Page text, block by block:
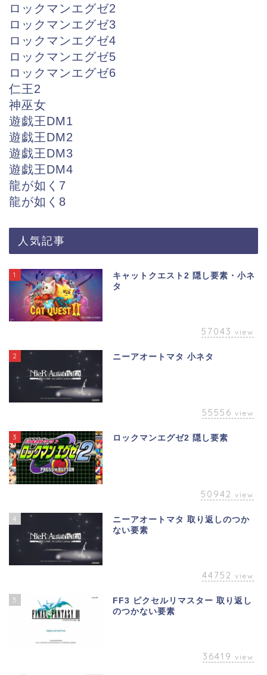
ロックマンエグゼ2
ロックマンエグゼ3
ロックマンエグゼ4
ロックマンエグゼ5
ロックマンエグゼ6
仁王2
神巫女
遊戯王DM1
遊戯王DM2
遊戯王DM3
遊戯王DM4
龍が如く7
龍が如く8
人気記事
1
キャットクエスト2 隠し要素・小ネ
タ
57043 view
2 ニーアオートマタ 小ネタ
55556 view
3 ロックマンエグゼ2 隠し要素
50942 view
4
ニーアオートマタ 取り返しのつか
ない要素
44752 view
5
FF3 ピクセルリマスター 取り返し
のつかない要素
36419 view